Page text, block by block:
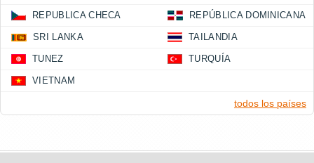
REPUBLICA CHECA REPÚBLICA DOMINICANA
SRI LANKA TAILANDIA
TUNEZ TURQUÍA
VIETNAM
todos los países